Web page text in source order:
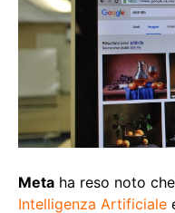
Meta ha reso noto
Intelligenza Artificiale